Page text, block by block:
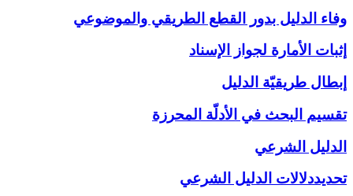
وفاء الدليل بدور القطع الطريقي والموضوعي
إثبات الأمارة لجواز الإسناد
إبطال طريقيّة الدليل
تقسيم البحث في الأدلّة المحرزة
الدليل الشرعي‏
تحديددلالات الدليل الشرعي‏